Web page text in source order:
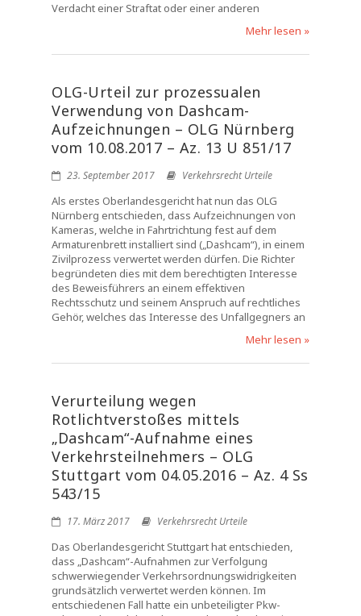
Verdacht einer Straftat oder einer anderen
Mehr lesen »
OLG-Urteil zur prozessualen
Verwendung von Dashcam-
Aufzeichnungen – OLG Nürnberg
vom 10.08.2017 – Az. 13 U 851/17
23. September 2017 Verkehrsrecht Urteile
Als erstes Oberlandesgericht hat nun das OLG
Nürnberg entschieden, dass Aufzeichnungen von
Kameras, welche in Fahrtrichtung fest auf dem
Armaturenbrett installiert sind („Dashcam“), in einem
Zivilprozess verwertet werden dürfen. Die Richter
begründeten dies mit dem berechtigten Interesse
des Beweisführers an einem effektiven
Rechtsschutz und seinem Anspruch auf rechtliches
Gehör, welches das Interesse des Unfallgegners an
Mehr lesen »
Verurteilung wegen
Rotlichtverstoßes mittels
„Dashcam“-Aufnahme eines
Verkehrsteilnehmers – OLG
Stuttgart vom 04.05.2016 – Az. 4 Ss
543/15
17. März 2017 Verkehrsrecht Urteile
Das Oberlandesgericht Stuttgart hat entschieden,
dass „Dashcam“-Aufnahmen zur Verfolgung
schwerwiegender Verkehrsordnungswidrigkeiten
grundsätzlich verwertet werden können. Im
entschiedenen Fall hatte ein unbeteiligter Pkw-